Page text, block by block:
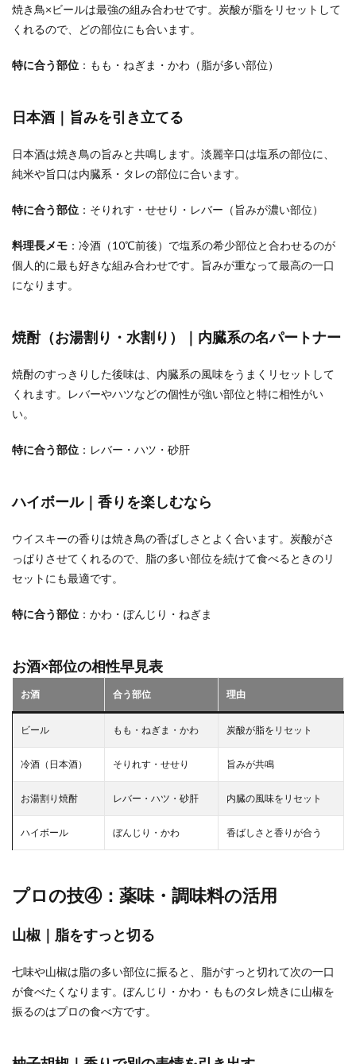
焼き鳥×ビールは最強の組み合わせです。炭酸が脂をリセットして
くれるので、どの部位にも合います。
特に合う部位 ：もも・ねぎま・かわ（脂が多い部位）
日本酒｜旨みを引き立てる
日本酒は焼き鳥の旨みと共鳴します。淡麗辛口は塩系の部位に、
純米や旨口は内臓系・タレの部位に合います。
特に合う部位 ：そりれす・せせり・レバー（旨みが濃い部位）
料理長メモ ：冷酒（10℃前後）で塩系の希少部位と合わせるのが
個人的に最も好きな組み合わせです。旨みが重なって最高の一口
になります。
焼酎（お湯割り・水割り）｜内臓系の名パートナー
焼酎のすっきりした後味は、内臓系の風味をうまくリセットして
くれます。レバーやハツなどの個性が強い部位と特に相性がい
い。
特に合う部位 ：レバー・ハツ・砂肝
ハイボール｜香りを楽しむなら
ウイスキーの香りは焼き鳥の香ばしさとよく合います。炭酸がさ
っぱりさせてくれるので、脂の多い部位を続けて食べるときのリ
セットにも最適です。
特に合う部位 ：かわ・ぼんじり・ねぎま
お酒×部位の相性早見表
お酒 合う部位 理由
ビール もも・ねぎま・かわ 炭酸が脂をリセット
冷酒（日本酒） そりれす・せせり 旨みが共鳴
お湯割り焼酎 レバー・ハツ・砂肝 内臓の風味をリセット
ハイボール ぼんじり・かわ 香ばしさと香りが合う
プロの技④：薬味・調味料の活用
山椒｜脂をすっと切る
七味や山椒は脂の多い部位に振ると、脂がすっと切れて次の一口
が食べたくなります。ぼんじり・かわ・もものタレ焼きに山椒を
振るのはプロの食べ方です。